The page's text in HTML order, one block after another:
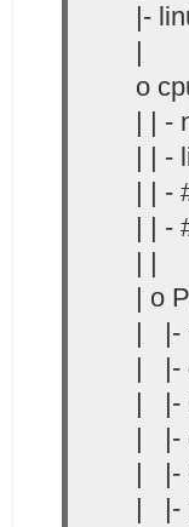
|-
|
o
| | -
| | -
| | -
| | -
| |
| o
| |-
| |-
| |-
| |-
| |-
| |-